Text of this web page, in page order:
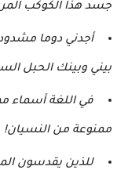
جسد هذا الكوكب
أجدني دوما
بيني وبينك الحبل
في اللغة أسماء
ممنوعة من النسيان!
للذين يقدسون